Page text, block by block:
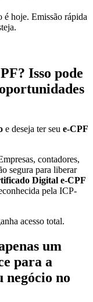
é hoje. Emissão rápida
Isso pode
e deseja ter seu e-CPF
contadores,
segura para liberar
Digital e-CPF
pela ICP-
acesso total.
um
para a
negócio no